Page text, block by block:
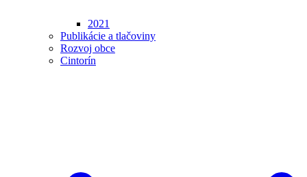
2021
Publikácie a tlačoviny
Rozvoj obce
Cintorín